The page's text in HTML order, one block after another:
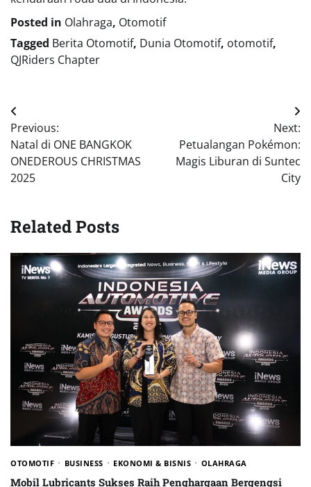
Posted in Olahraga, Otomotif
Tagged Berita Otomotif, Dunia Otomotif, otomotif,
QJRiders Chapter
Navigasi
pos
Previous:
Natal di ONE BANGKOK
ONEDEROUS CHRISTMAS
2025
Next:
Petualangan Pokémon:
Magis Liburan di Suntec
City
Related Posts
OTOMOTIF BUSINESS EKONOMI & BISNIS OLAHRAGA
Mobil Lubricants Sukses Raih Penghargaan Bergengsi